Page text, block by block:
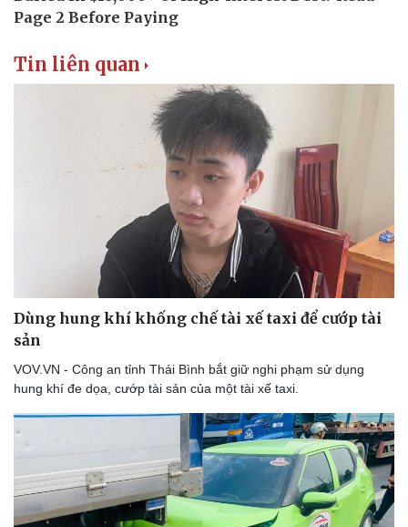
Sân khấu - Điện ảnh
Di sản
Giải trí
Nghệ sĩ
Thời trang
Sao Việt
Tin liên quan
Dùng hung khí khống chế tài xế taxi để cướp tài
sản
VOV.VN - Công an tỉnh Thái Bình bắt giữ nghi phạm sử dụng
hung khí đe dọa, cướp tài sản của một tài xế taxi.